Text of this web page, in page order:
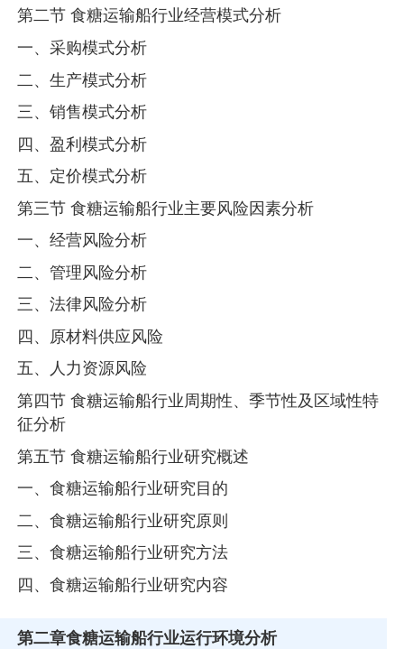
第二节 食糖运输船行业经营模式分析
一、采购模式分析
二、生产模式分析
三、销售模式分析
四、盈利模式分析
五、定价模式分析
第三节 食糖运输船行业主要风险因素分析
一、经营风险分析
二、管理风险分析
三、法律风险分析
四、原材料供应风险
五、人力资源风险
第四节 食糖运输船行业周期性、季节性及区域性特
征分析
第五节 食糖运输船行业研究概述
一、食糖运输船行业研究目的
二、食糖运输船行业研究原则
三、食糖运输船行业研究方法
四、食糖运输船行业研究内容
第二章食糖运输船行业运行环境分析